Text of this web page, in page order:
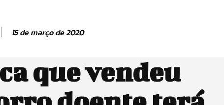
15 de março de 2020
que vendeu